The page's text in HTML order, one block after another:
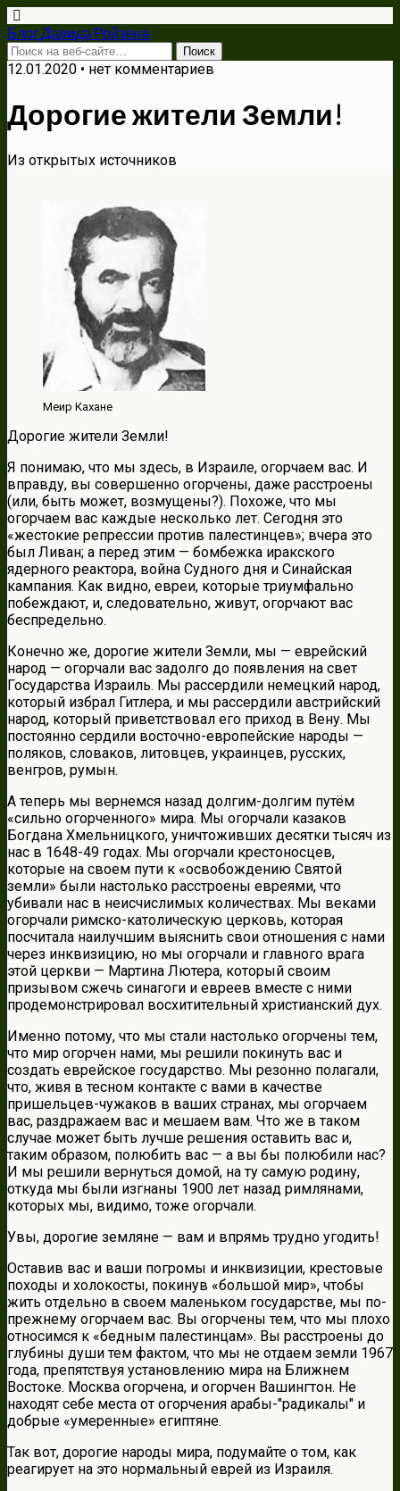
Блог Давида Ройзена
12.01.2020 • нет комментариев
Дорогие жители Земли!
Из открытых источников
Меир Кахане
Дорогие жители Земли!
Я понимаю, что мы здесь, в Израиле, огорчаем вас. И
вправду, вы совершенно огорчены, даже расстроены
(или, быть может, возмущены?). Похоже, что мы
огорчаем вас каждые несколько лет. Сегодня это
«жестокие репрессии против палестинцев»; вчера это
был Ливан; а перед этим — бомбежка иракского
ядерного реактора, война Судного дня и Синайская
кампания. Как видно, евреи, которые триумфально
побеждают, и, следовательно, живут, огорчают вас
беспредельно.
Конечно же, дорогие жители Земли, мы — еврейский
народ — огорчали вас задолго до появления на свет
Государства Израиль. Мы рассердили немецкий народ,
который избрал Гитлера, и мы рассердили австрийский
народ, который приветствовал его приход в Вену. Мы
постоянно сердили восточно-европейские народы —
поляков, словаков, литовцев, украинцев, русских,
венгров, румын.
А теперь мы вернемся назад долгим-долгим путём
«сильно огорченного» мира. Мы огорчали казаков
Богдана Хмельницкого, уничтоживших десятки тысяч из
нас в 1648-49 годах. Мы огорчали крестоносцев,
которые на своем пути к «освобождению Святой
земли» были настолько расстроены евреями, что
убивали нас в неисчислимых количествах. Мы веками
огорчали римско-католическую церковь, которая
посчитала наилучшим выяснить свои отношения c нами
через инквизицию, но мы огорчали и главного врага
этой церкви — Мартина Лютера, который своим
призывом сжечь синагоги и евреев вместе с ними
продемонстрировал восхитительный христианский дух.
Именно потому, что мы стали настолько огорчены тем,
что мир огорчен нами, мы решили покинуть вас и
создать еврейское государство. Мы резонно полагали,
что, живя в тесном контакте с вами в качестве
пришельцев-чужаков в ваших странах, мы огорчаем
вас, раздражаем вас и мешаем вам. Что же в таком
случае может быть лучше решения оставить вас и,
таким образом, полюбить вас — а вы бы полюбили нас?
И мы решили вернуться домой, на ту самую родину,
откуда мы были изгнаны 1900 лет назад римлянами,
которых мы, видимо, тоже огорчали.
Увы, дорогие земляне — вам и впрямь трудно угодить!
Оставив вас и ваши погромы и инквизиции, крестовые
походы и холокосты, покинув «большой мир», чтобы
жить отдельно в своем маленьком государстве, мы по-
прежнему огорчаем вас. Вы огорчены тем, что мы плохо
относимся к «бедным палестинцам». Вы расстроены до
глубины души тем фактом, что мы не отдаем земли 1967
года, препятствуя установлению мира на Ближнем
Востоке. Москва огорчена, и огорчен Вашингтон. Не
находят себе места от огорчения арабы-"радикалы" и
добрые «умеренные» египтяне.
Так вот, дорогие народы мира, подумайте о том, как
реагирует на это нормальный еврей из Израиля.